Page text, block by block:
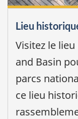
Lieu
Visitez le
and Basin
parcs
ce lieu